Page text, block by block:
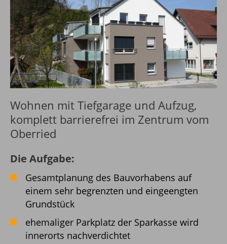
Wohnen mit Tiefgarage und Aufzug,
komplett barrierefrei im Zentrum vom
Oberried
Die Aufgabe:
Gesamtplanung des Bauvorhabens auf
einem sehr begrenzten und eingeengten
Grundstück
ehemaliger Parkplatz der Sparkasse wird
innerorts nachverdichtet